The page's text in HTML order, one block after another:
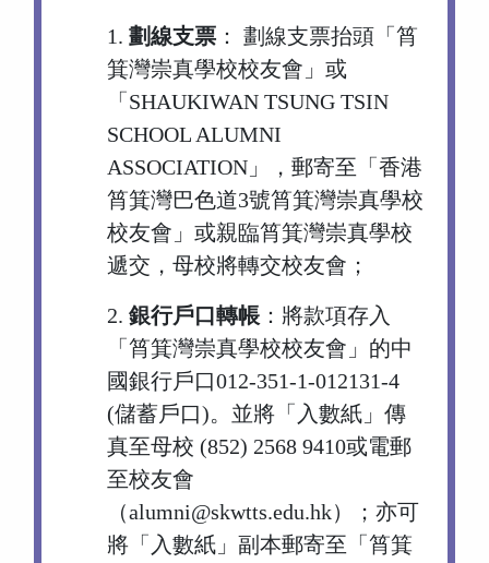
1. 劃線支票 ： 劃線支票抬頭「筲
箕灣崇真學校校友會」或
「SHAUKIWAN TSUNG TSIN
SCHOOL ALUMNI
ASSOCIATION」，郵寄至「香港
筲箕灣巴色道3號筲箕灣崇真學校
校友會」或親臨筲箕灣崇真學校
遞交，母校將轉交校友會；
2. 銀行戶口轉帳 ：將款項存入
「筲箕灣崇真學校校友會」的中
國銀行戶口012-351-1-012131-4
(儲蓄戶口)。並將「入數紙」傳
真至母校 (852) 2568 9410或電郵
至校友會
（alumni@skwtts.edu.hk）；亦可
將「入數紙」副本郵寄至「筲箕